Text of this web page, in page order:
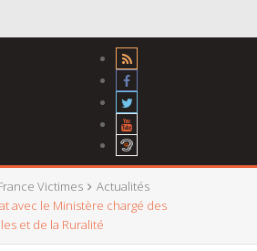
Victimes
Actualités
avec le Ministère chargé des
et de la Ruralité